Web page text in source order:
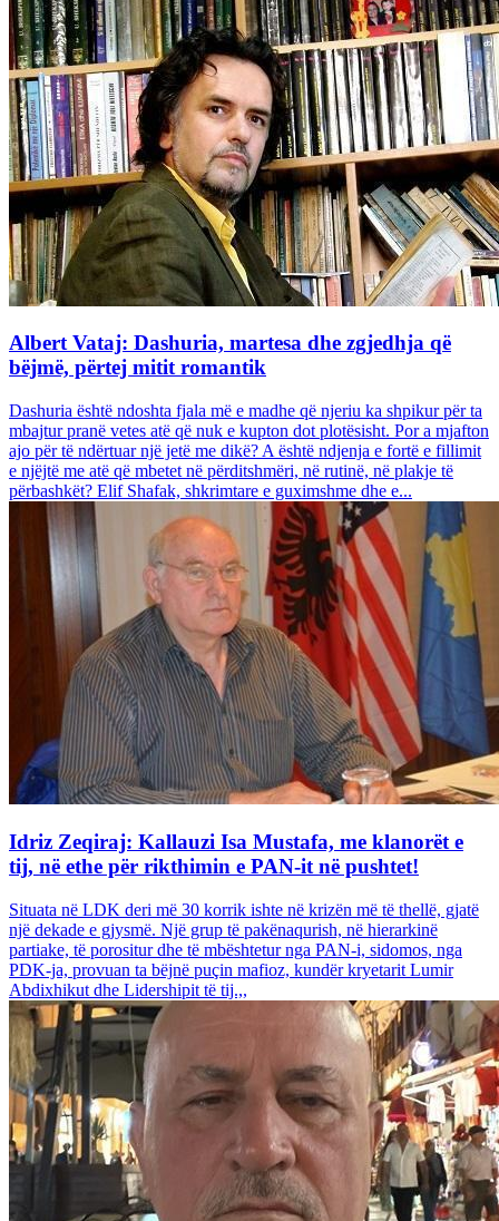
Albert Vataj: Dashuria, martesa dhe zgjedhja që
bëjmë, përtej mitit romantik
Dashuria është ndoshta fjala më e madhe që njeriu ka shpikur për ta
mbajtur pranë vetes atë që nuk e kupton dot plotësisht. Por a mjafton
ajo për të ndërtuar një jetë me dikë? A është ndjenja e fortë e fillimit
e njëjtë me atë që mbetet në përditshmëri, në rutinë, në plakje të
përbashkët? Elif Shafak, shkrimtare e guximshme dhe e...
Idriz Zeqiraj: Kallauzi Isa Mustafa, me klanorët e
tij, në ethe për rikthimin e PAN-it në pushtet!
Situata në LDK deri më 30 korrik ishte në krizën më të thellë, gjatë
një dekade e gjysmë. Një grup të pakënaqurish, në hierarkinë
partiake, të porositur dhe të mbështetur nga PAN-i, sidomos, nga
PDK-ja, provuan ta bëjnë puçin mafioz, kundër kryetarit Lumir
Abdixhikut dhe Lidershipit të tij.,,